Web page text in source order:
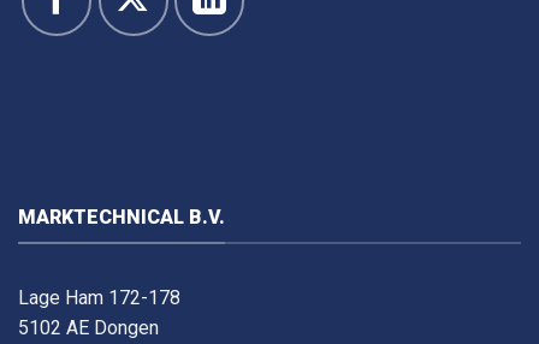
MARKTECHNICAL B.V.
Lage Ham 172-178
5102 AE Dongen